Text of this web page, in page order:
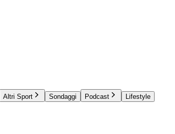
Altri Sport Sondaggi Podcast
Lifestyle